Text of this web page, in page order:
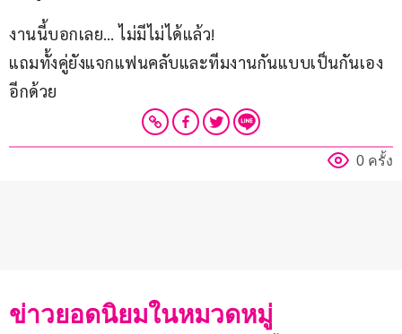
งานนี้บอกเลย… ไม่มีไม่ได้แล้ว!
แถมทั้งคู่ยังแจกแฟนคลับและทีมงานกันแบบเป็นกันเอง
อีกด้วย
0 ครั้ง
ข่าวยอดนิยมในหมวดหมู่